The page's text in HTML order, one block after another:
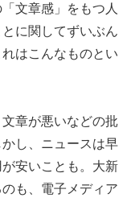
文章感」をもつ人
に関してずいぶん
はこんなものとい
文章が悪いなどの批
し、ニュースは早
安いことも。大新
も、電子メディア